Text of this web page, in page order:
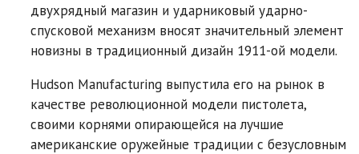
двухрядный магазин и ударниковый ударно-
спусковой механизм вносят значительный элемент
новизны в традиционный дизайн 1911-ой модели.
Hudson Manufacturing выпустила его на рынок в
качестве революционной модели пистолета,
своими корнями опирающейся на лучшие
американские оружейные традиции с безусловным